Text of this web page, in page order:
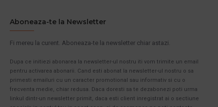
Aboneaza-te la Newsletter
Fi mereu la curent. Aboneaza-te la newsletter chiar astazi.
Dupa ce initiezi abonarea la newsletter-ul nostru iti vom trimite un email
pentru activarea abonarii. Cand esti abonat la newsletter-ul nostru o sa
primesti emailuri cu un caracter promotional sau informativ si cu o
frecventa medie, chiar redusa. Daca doresti sa te dezabonezi poti urma
linkul dintr-un newsletter primit, daca esti client inregistrat ai o sectiune